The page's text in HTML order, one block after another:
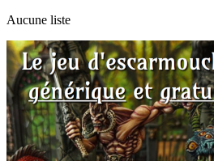
Aucune liste